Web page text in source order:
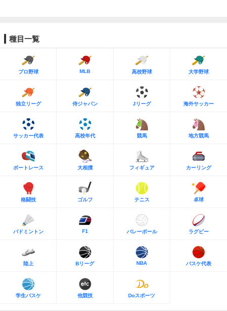
種目一覧
プロ野球 MLB 高校野球 大学野球
独立リーグ 侍ジャパン Jリーグ 海外サッカー
サッカー代表 高校年代 競馬 地方競馬
ボートレース 大相撲 フィギュア カーリング
格闘技 ゴルフ テニス 卓球
バドミントン F1 バレーボール ラグビー
陸上 Bリーグ NBA バスケ代表
学生バスケ 他競技 Doスポーツ